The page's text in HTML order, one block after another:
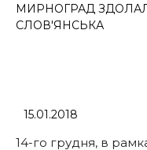
МИРНОГРАД
СЛОВ'ЯНСЬКА
15.01.2018
14-го грудня, в